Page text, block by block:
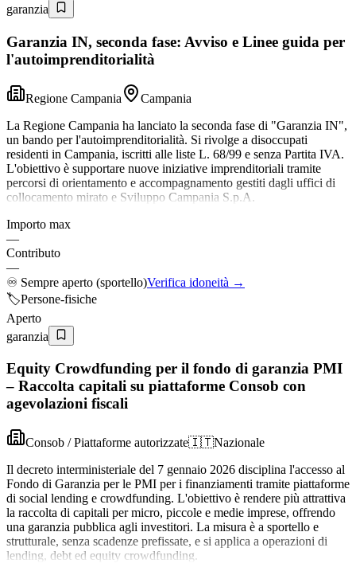
garanzia
Garanzia IN, seconda fase: Avviso e Linee guida per
l'autoimprenditorialità
Regione Campania
Campania
La Regione Campania ha lanciato la seconda fase di "Garanzia IN",
un bando per l'autoimprenditorialità. Si rivolge a disoccupati
residenti in Campania, iscritti alle liste L. 68/99 e senza Partita IVA.
L'obiettivo è supportare nuove iniziative imprenditoriali tramite
percorsi di orientamento e accompagnamento gestiti dagli uffici di
collocamento mirato e Sviluppo Campania S.p.A.
Importo max
—
Contributo
—
♾️ Sempre aperto (sportello)Verifica idoneità →
🏷️Persone-fisiche
Aperto
garanzia
Equity Crowdfunding per il fondo di garanzia PMI
– Raccolta capitali su piattaforme Consob con
agevolazioni fiscali
Consob / Piattaforme autorizzate🇮🇹Nazionale
Il decreto interministeriale del 7 gennaio 2026 disciplina l'accesso al
Fondo di Garanzia per le PMI per i finanziamenti tramite piattaforme
di social lending e crowdfunding. L'obiettivo è rendere più attrattiva
la raccolta di capitali per micro, piccole e medie imprese, offrendo
una garanzia pubblica agli investitori. La misura è a sportello e
strutturale, senza scadenze prefissate, e si applica a operazioni di
lending, debt ed equity crowdfunding.